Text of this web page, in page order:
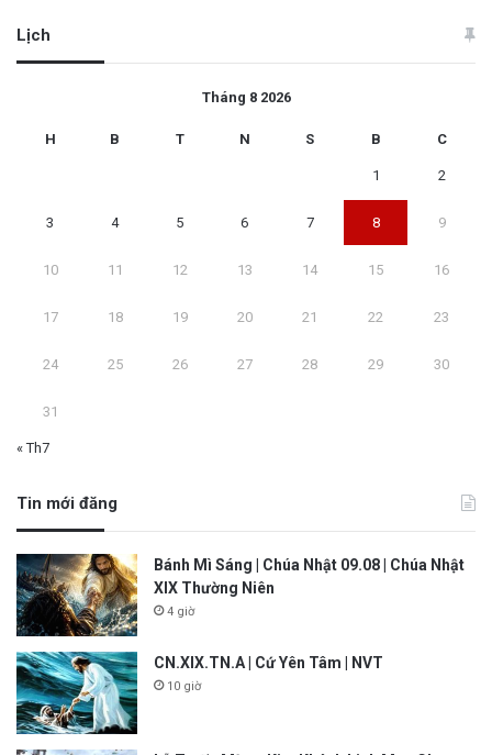
Lịch
Tháng 8 2026
H B T N S B C
1 2
3 4 5 6 7 8 9
10 11 12 13 14 15 16
17 18 19 20 21 22 23
24 25 26 27 28 29 30
31
« Th7
Tin mới đăng
Bánh Mì Sáng | Chúa Nhật 09.08 | Chúa Nhật
XIX Thường Niên
4 giờ
CN.XIX.TN.A | Cứ Yên Tâm | NVT
10 giờ